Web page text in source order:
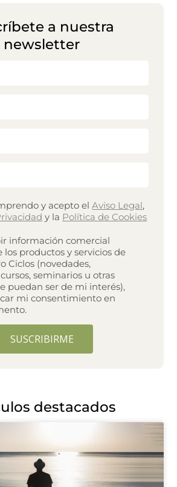
a nuestra
newsletter
y acepto elAviso Legal,
y la Política de Cookies
información comercial
los productos y servicios de
Ciclos (novedades,
seminarios u otras
puedan ser de mi interés),
mi consentimiento en
SUSCRIBIRME
destacados